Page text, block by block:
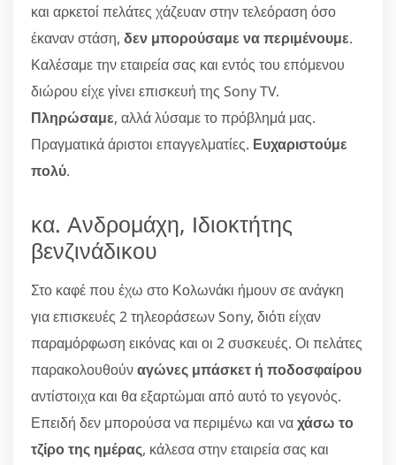
και αρκετοί πελάτες χάζευαν στην τελεόραση όσο
έκαναν στάση, δεν μπορούσαμε να περιμένουμε.
Καλέσαμε την εταιρεία σας και εντός του επόμενου
διώρου είχε γίνει επισκευή της Sony TV.
Πληρώσαμε, αλλά λύσαμε το πρόβλημά μας.
Πραγματικά άριστοι επαγγελματίες. Ευχαριστούμε
πολύ.
κα. Ανδρομάχη, Ιδιοκτήτης
βενζινάδικου
Στο καφέ που έχω στο Κολωνάκι ήμουν σε ανάγκη
για επισκευές 2 τηλεοράσεων Sony, διότι είχαν
παραμόρφωση εικόνας και οι 2 συσκευές. Οι πελάτες
παρακολουθούναγώνες μπάσκετ ή ποδοσφαίρου
αντίστοιχα και θα εξαρτώμαι από αυτό το γεγονός.
Επειδή δεν μπορούσα να περιμένω και ναχάσω το
τζίρο της ημέρας, κάλεσα στην εταιρεία σας και